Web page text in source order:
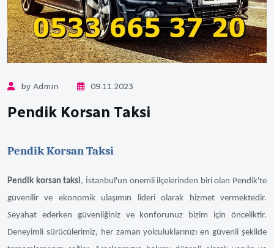
by Admin 09.11.2023
Pendik Korsan Taksi
Pendik Korsan Taksi
Pendik korsan taksi, İstanbul'un önemli ilçelerinden biri olan Pendik'te
güvenilir ve ekonomik ulaşımın lideri olarak hizmet vermektedir.
Seyahat ederken güvenliğiniz ve konforunuz bizim için önceliktir.
Deneyimli sürücülerimiz, her zaman yolculuklarınızı en güvenli şekilde